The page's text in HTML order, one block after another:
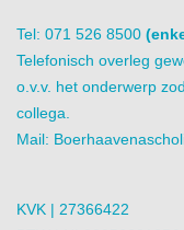
Tel: 071 526 8500
Telefonisch overleg
o.v.v. het onderwerp
collega.
Mail:
KVK | 27366422